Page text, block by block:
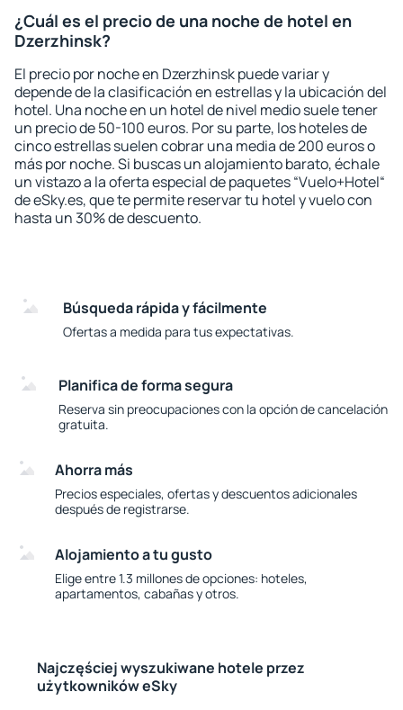
¿Cuál es el precio de una noche de hotel en
Dzerzhinsk?
El precio por noche en Dzerzhinsk puede variar y
depende de la clasificación en estrellas y la ubicación del
hotel. Una noche en un hotel de nivel medio suele tener
un precio de 50-100 euros. Por su parte, los hoteles de
cinco estrellas suelen cobrar una media de 200 euros o
más por noche. Si buscas un alojamiento barato, échale
un vistazo a la oferta especial de paquetes “Vuelo+Hotel“
de eSky.es, que te permite reservar tu hotel y vuelo con
hasta un 30% de descuento.
Búsqueda rápida y fácilmente
Ofertas a medida para tus expectativas.
Planifica de forma segura
Reserva sin preocupaciones con la opción de cancelación
gratuita.
Ahorra más
Precios especiales, ofertas y descuentos adicionales
después de registrarse.
Alojamiento a tu gusto
Elige entre 1.3 millones de opciones: hoteles,
apartamentos, cabañas y otros.
Najczęściej wyszukiwane hotele przez
użytkowników eSky